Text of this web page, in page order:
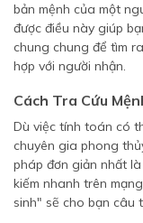
bản mệnh của một
được điều này giúp
chung chung để tìm
hợp với người nhận.
Cách Tra Cứu
Dù việc tính toán có
chuyên gia phong
pháp đơn giản nhất
kiếm nhanh trên
sinh" sẽ cho bạn câu